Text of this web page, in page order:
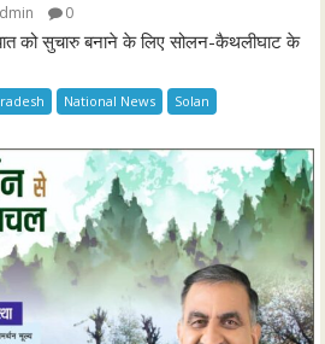
0
को सुचारु बनाने के लिए सोलन-कैथलीघाट के
National News Solan